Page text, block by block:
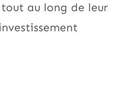
au long de leur